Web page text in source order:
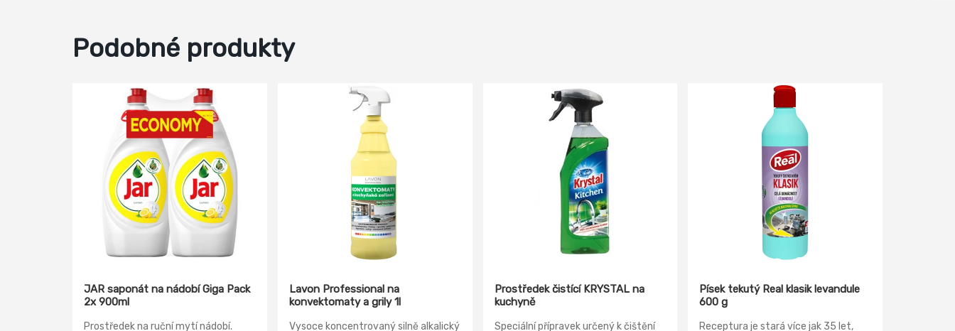
Podobné produkty
JAR saponát na nádobí Giga Pack
2x 900ml
Prostředek na ruční mytí nádobí.
Lavon Professional na
konvektomaty a grily 1l
Vysoce koncentrovaný silně alkalický
Prostředek čistící KRYSTAL na
kuchyně
Speciální přípravek určený k čištění
Písek tekutý Real klasik levandule
600 g
Receptura je stará více jak 35 let,